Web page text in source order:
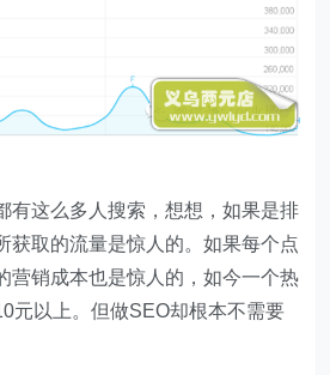
有这么多人搜索，想想，如果是排
获取的流量是惊人的。如果每个点
营销成本也是惊人的，如今一个热
元以上。但做SEO却根本不需要